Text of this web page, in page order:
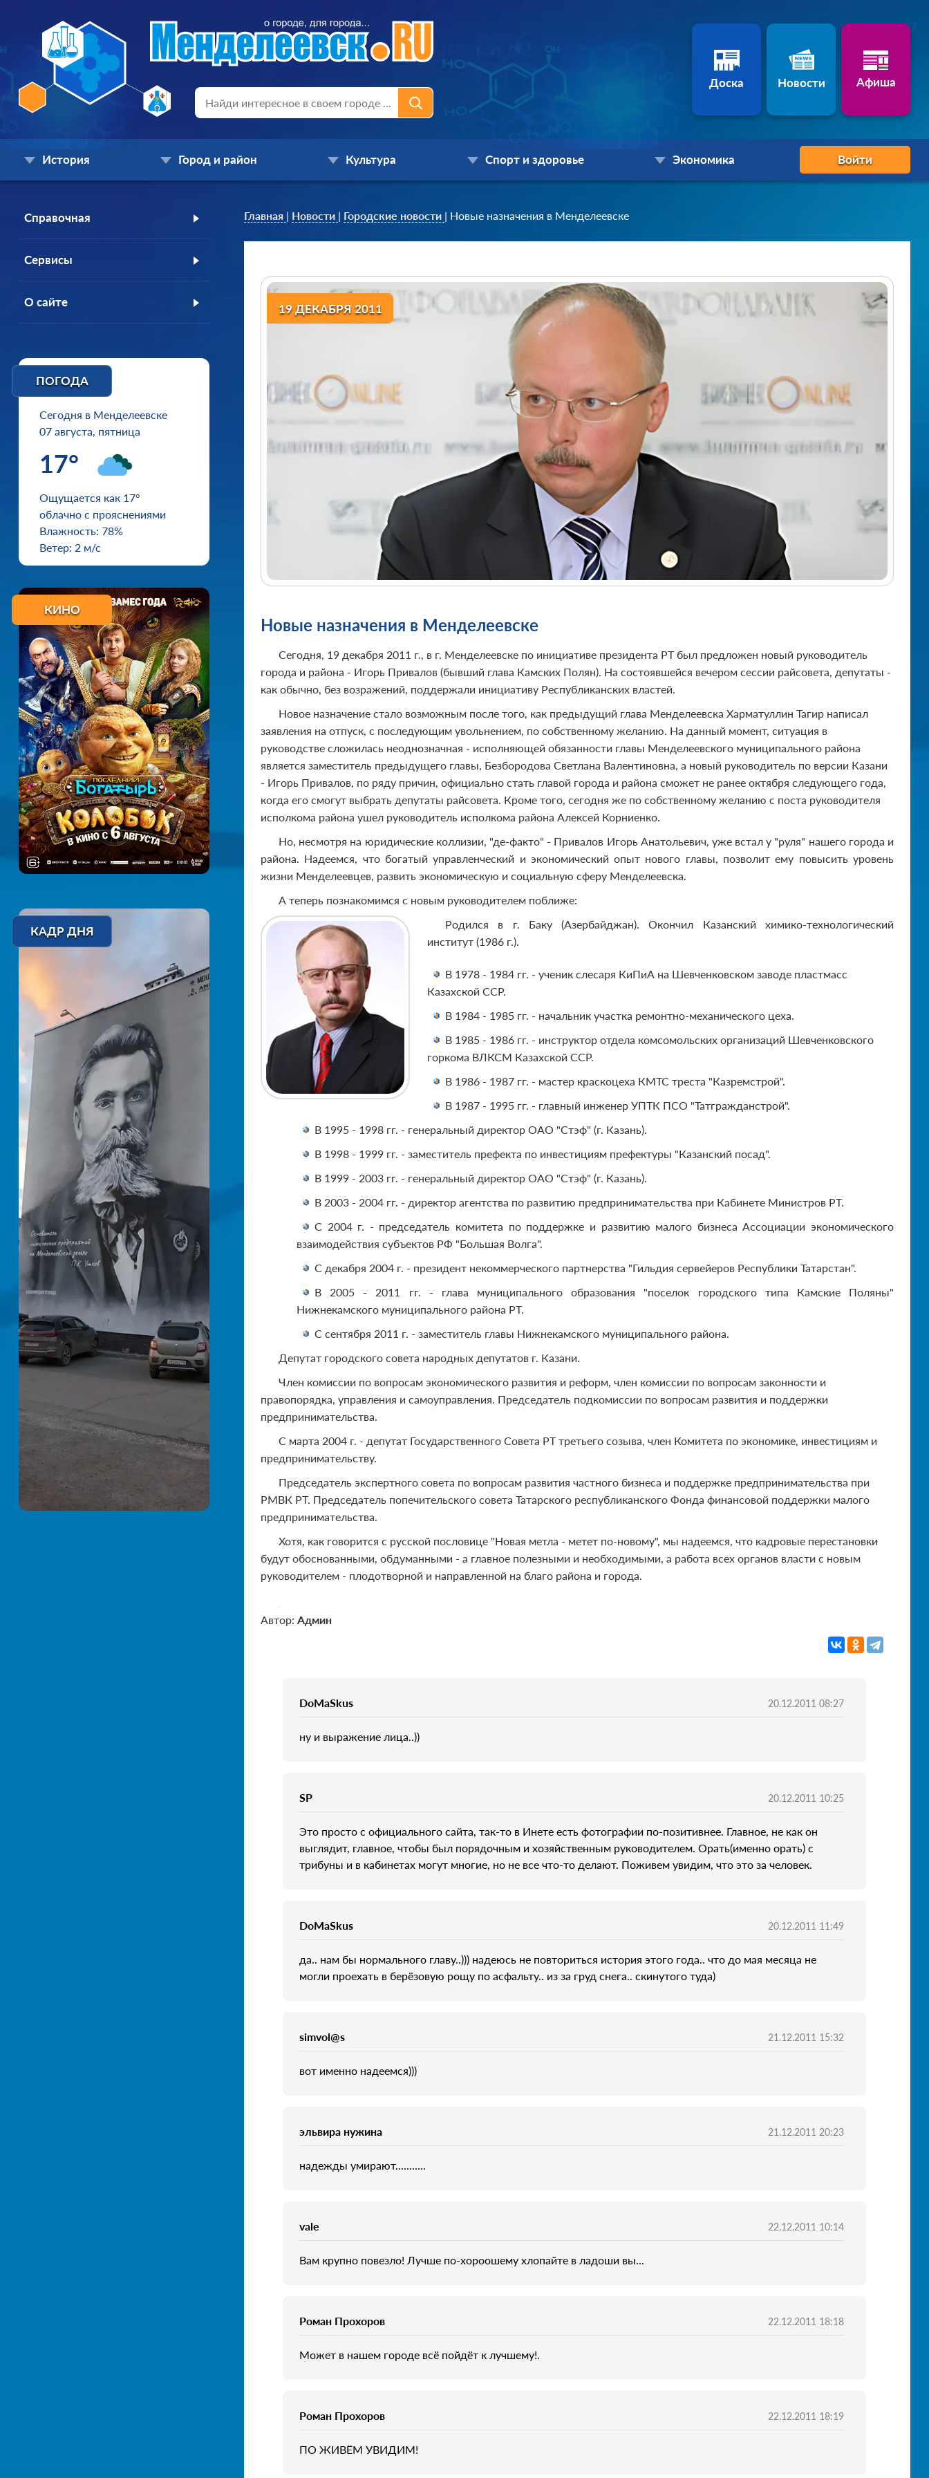
Доска Новости Афиша
История Город и район Культура Спорт и здоровье Экономика Войти
Справочная
Сервисы
О сайте
ПОГОДА
Сегодня в Менделеевске
07 августа, пятница
17°
Ощущается как 17°
облачно с прояснениями
Влажность: 78%
Ветер: 2 м/с
КИНО
КАДР ДНЯ
Главная | Новости | Городские новости | Новые назначения в Менделеевске
19 ДЕКАБРЯ 2011
Новые назначения в Менделеевске
Сегодня, 19 декабря 2011 г., в г. Менделеевске по инициативе президента РТ был предложен новый руководитель
города и района - Игорь Привалов (бывший глава Камских Полян). На состоявшейся вечером сессии райсовета, депутаты -
как обычно, без возражений, поддержали инициативу Республиканских властей.
Новое назначение стало возможным после того, как предыдущий глава Менделеевска Харматуллин Тагир написал
заявления на отпуск, с последующим увольнением, по собственному желанию. На данный момент, ситуация в
руководстве сложилась неоднозначная - исполняющей обязанности главы Менделеевского муниципального района
является заместитель предыдущего главы, Безбородова Светлана Валентиновна, а новый руководитель по версии Казани
- Игорь Привалов, по ряду причин, официально стать главой города и района сможет не ранее октября следующего года,
когда его смогут выбрать депутаты райсовета. Кроме того, сегодня же по собственному желанию с поста руководителя
исполкома района ушел руководитель исполкома района Алексей Корниенко.
Но, несмотря на юридические коллизии, "де-факто" - Привалов Игорь Анатольевич, уже встал у "руля" нашего города и
района. Надеемся, что богатый управленческий и экономический опыт нового главы, позволит ему повысить уровень
жизни Менделеевцев, развить экономическую и социальную сферу Менделеевска.
А теперь познакомимся с новым руководителем поближе:
Родился в г. Баку (Азербайджан). Окончил Казанский химико-технологический
институт (1986 г.).
В 1978 - 1984 гг. - ученик слесаря КиПиА на Шевченковском заводе пластмасс
Казахской ССР.
В 1984 - 1985 гг. - начальник участка ремонтно-механического цеха.
В 1985 - 1986 гг. - инструктор отдела комсомольских организаций Шевченковского
горкома ВЛКСМ Казахской ССР.
В 1986 - 1987 гг. - мастер краскоцеха КМТС треста "Казремстрой".
В 1987 - 1995 гг. - главный инженер УПТК ПСО "Татгражданстрой".
В 1995 - 1998 гг. - генеральный директор ОАО "Стэф" (г. Казань).
В 1998 - 1999 гг. - заместитель префекта по инвестициям префектуры "Казанский посад".
В 1999 - 2003 гг. - генеральный директор ОАО "Стэф" (г. Казань).
В 2003 - 2004 гг. - директор агентства по развитию предпринимательства при Кабинете Министров РТ.
С 2004 г. - председатель комитета по поддержке и развитию малого бизнеса Ассоциации экономического
взаимодействия субъектов РФ "Большая Волга".
С декабря 2004 г. - президент некоммерческого партнерства "Гильдия сервейеров Республики Татарстан".
В 2005 - 2011 гг. - глава муниципального образования "поселок городского типа Камские Поляны"
Нижнекамского муниципального района РТ.
С сентября 2011 г. - заместитель главы Нижнекамского муниципального района.
Депутат городского совета народных депутатов г. Казани.
Член комиссии по вопросам экономического развития и реформ, член комиссии по вопросам законности и
правопорядка, управления и самоуправления. Председатель подкомиссии по вопросам развития и поддержки
предпринимательства.
С марта 2004 г. - депутат Государственного Совета РТ третьего созыва, член Комитета по экономике, инвестициям и
предпринимательству.
Председатель экспертного совета по вопросам развития частного бизнеса и поддержке предпринимательства при
РМВК РТ. Председатель попечительского совета Татарского республиканского Фонда финансовой поддержки малого
предпринимательства.
Хотя, как говорится с русской пословице "Новая метла - метет по-новому", мы надеемся, что кадровые перестановки
будут обоснованными, обдуманными - а главное полезными и необходимыми, а работа всех органов власти с новым
руководителем - плодотворной и направленной на благо района и города.
Автор: Админ
DoMaSkus 20.12.2011 08:27
ну и выражение лица..))
SP 20.12.2011 10:25
Это просто с официального сайта, так-то в Инете есть фотографии по-позитивнее. Главное, не как он
выглядит, главное, чтобы был порядочным и хозяйственным руководителем. Орать(именно орать) с
трибуны и в кабинетах могут многие, но не все что-то делают. Поживем увидим, что это за человек.
DoMaSkus 20.12.2011 11:49
да.. нам бы нормального главу..))) надеюсь не повториться история этого года.. что до мая месяца не
могли проехать в берёзовую рощу по асфальту.. из за груд снега.. скинутого туда)
simvol@s 21.12.2011 15:32
вот именно надеемся)))
эльвира нужина 21.12.2011 20:23
надежды умирают...........
vale 22.12.2011 10:14
Вам крупно повезло! Лучше по-хороошему хлопайте в ладоши вы...
Роман Прохоров 22.12.2011 18:18
Может в нашем городе всё пойдёт к лучшему!.
Роман Прохоров 22.12.2011 18:19
ПО ЖИВЁМ УВИДИМ!